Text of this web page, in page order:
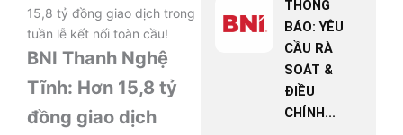
15,8 tỷ đồng giao dịch trong
tuần lễ kết nối toàn cầu!
BNI Thanh Nghệ
Tĩnh: Hơn 15,8 tỷ
đồng giao dịch
THÔNG
BÁO: YÊU
CẦU RÀ
SOÁT &
ĐIỀU
CHỈNH...